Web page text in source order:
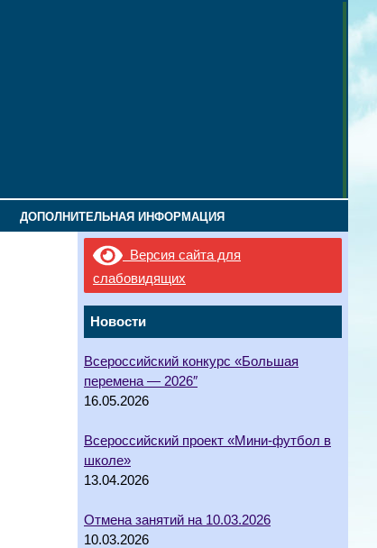
ДОПОЛНИТЕЛЬНАЯ ИНФОРМАЦИЯ
Версия сайта для
слабовидящих
Новости
Всероссийский конкурс «Большая
перемена — 2026″
16.05.2026
Всероссийский проект «Мини-футбол в
школе»
13.04.2026
Отмена занятий на 10.03.2026
10.03.2026